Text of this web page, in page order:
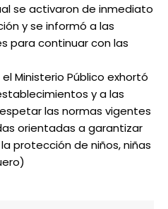
se activaron de inmediato
y se informó a las
para continuar con las
Ministerio Público exhortó
y a las
las normas vigentes
orientadas a garantizar
protección de niños, niñas